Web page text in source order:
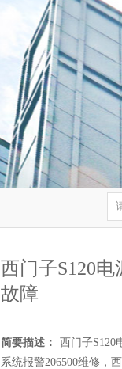
西门子S120
故障
简要描述：
西门子S120
系统报警206500维修，